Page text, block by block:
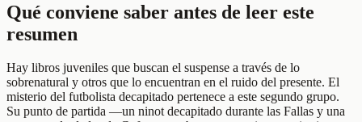
Qué conviene saber antes de leer este
resumen
Hay libros juveniles que buscan el suspense a través de lo
sobrenatural y otros que lo encuentran en el ruido del presente. El
misterio del futbolista decapitado pertenece a este segundo grupo.
Su punto de partida —un ninot decapitado durante las Fallas y una